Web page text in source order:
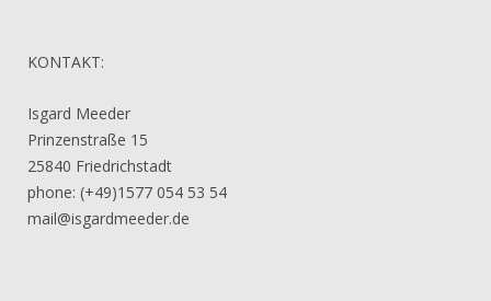
KONTAKT:
Isgard Meeder
Prinzenstraße 15
25840 Friedrichstadt
phone: (+49)1577 054 53 54
mail@isgardmeeder.de